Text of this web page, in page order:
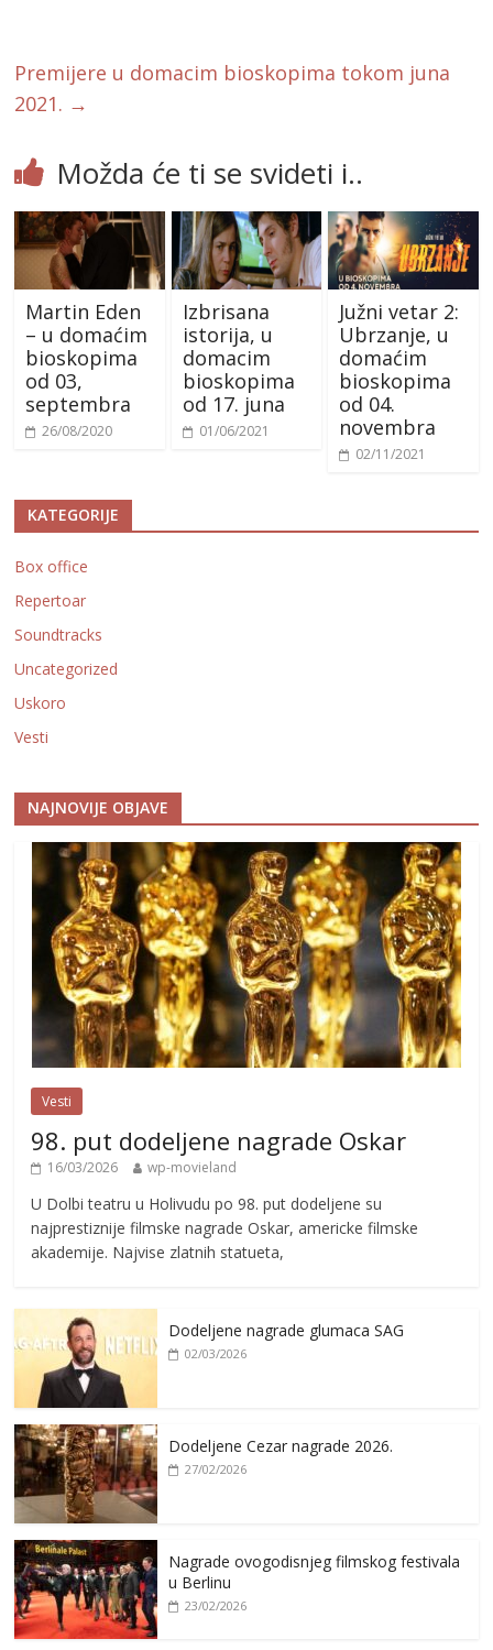
Premijere u domacim bioskopima tokom juna
2021. →
Možda će ti se svideti i..
Martin Eden
– u domaćim
bioskopima
od 03,
septembra
26/08/2020
Izbrisana
istorija, u
domacim
bioskopima
od 17. juna
01/06/2021
Južni vetar 2:
Ubrzanje, u
domaćim
bioskopima
od 04.
novembra
02/11/2021
KATEGORIJE
Box office
Repertoar
Soundtracks
Uncategorized
Uskoro
Vesti
NAJNOVIJE OBJAVE
Vesti
98. put dodeljene nagrade Oskar
16/03/2026 wp-movieland
U Dolbi teatru u Holivudu po 98. put dodeljene su
najprestiznije filmske nagrade Oskar, americke filmske
akademije. Najvise zlatnih statueta,
Dodeljene nagrade glumaca SAG
02/03/2026
Dodeljene Cezar nagrade 2026.
27/02/2026
Nagrade ovogodisnjeg filmskog festivala
u Berlinu
23/02/2026